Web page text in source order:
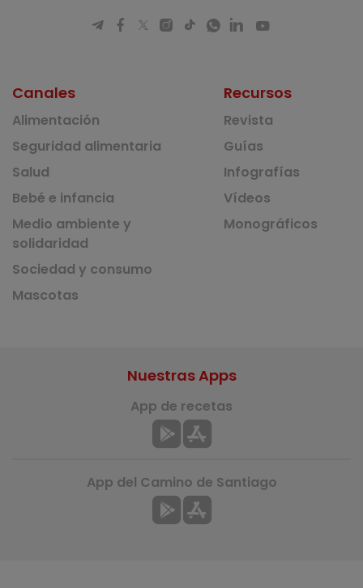
Canales
Alimentación
Seguridad alimentaria
Salud
Bebé e infancia
Medio ambiente y
solidaridad
Sociedad y consumo
Mascotas
Recursos
Revista
Guías
Infografías
Vídeos
Monográficos
Nuestras Apps
App de recetas
App del Camino de Santiago